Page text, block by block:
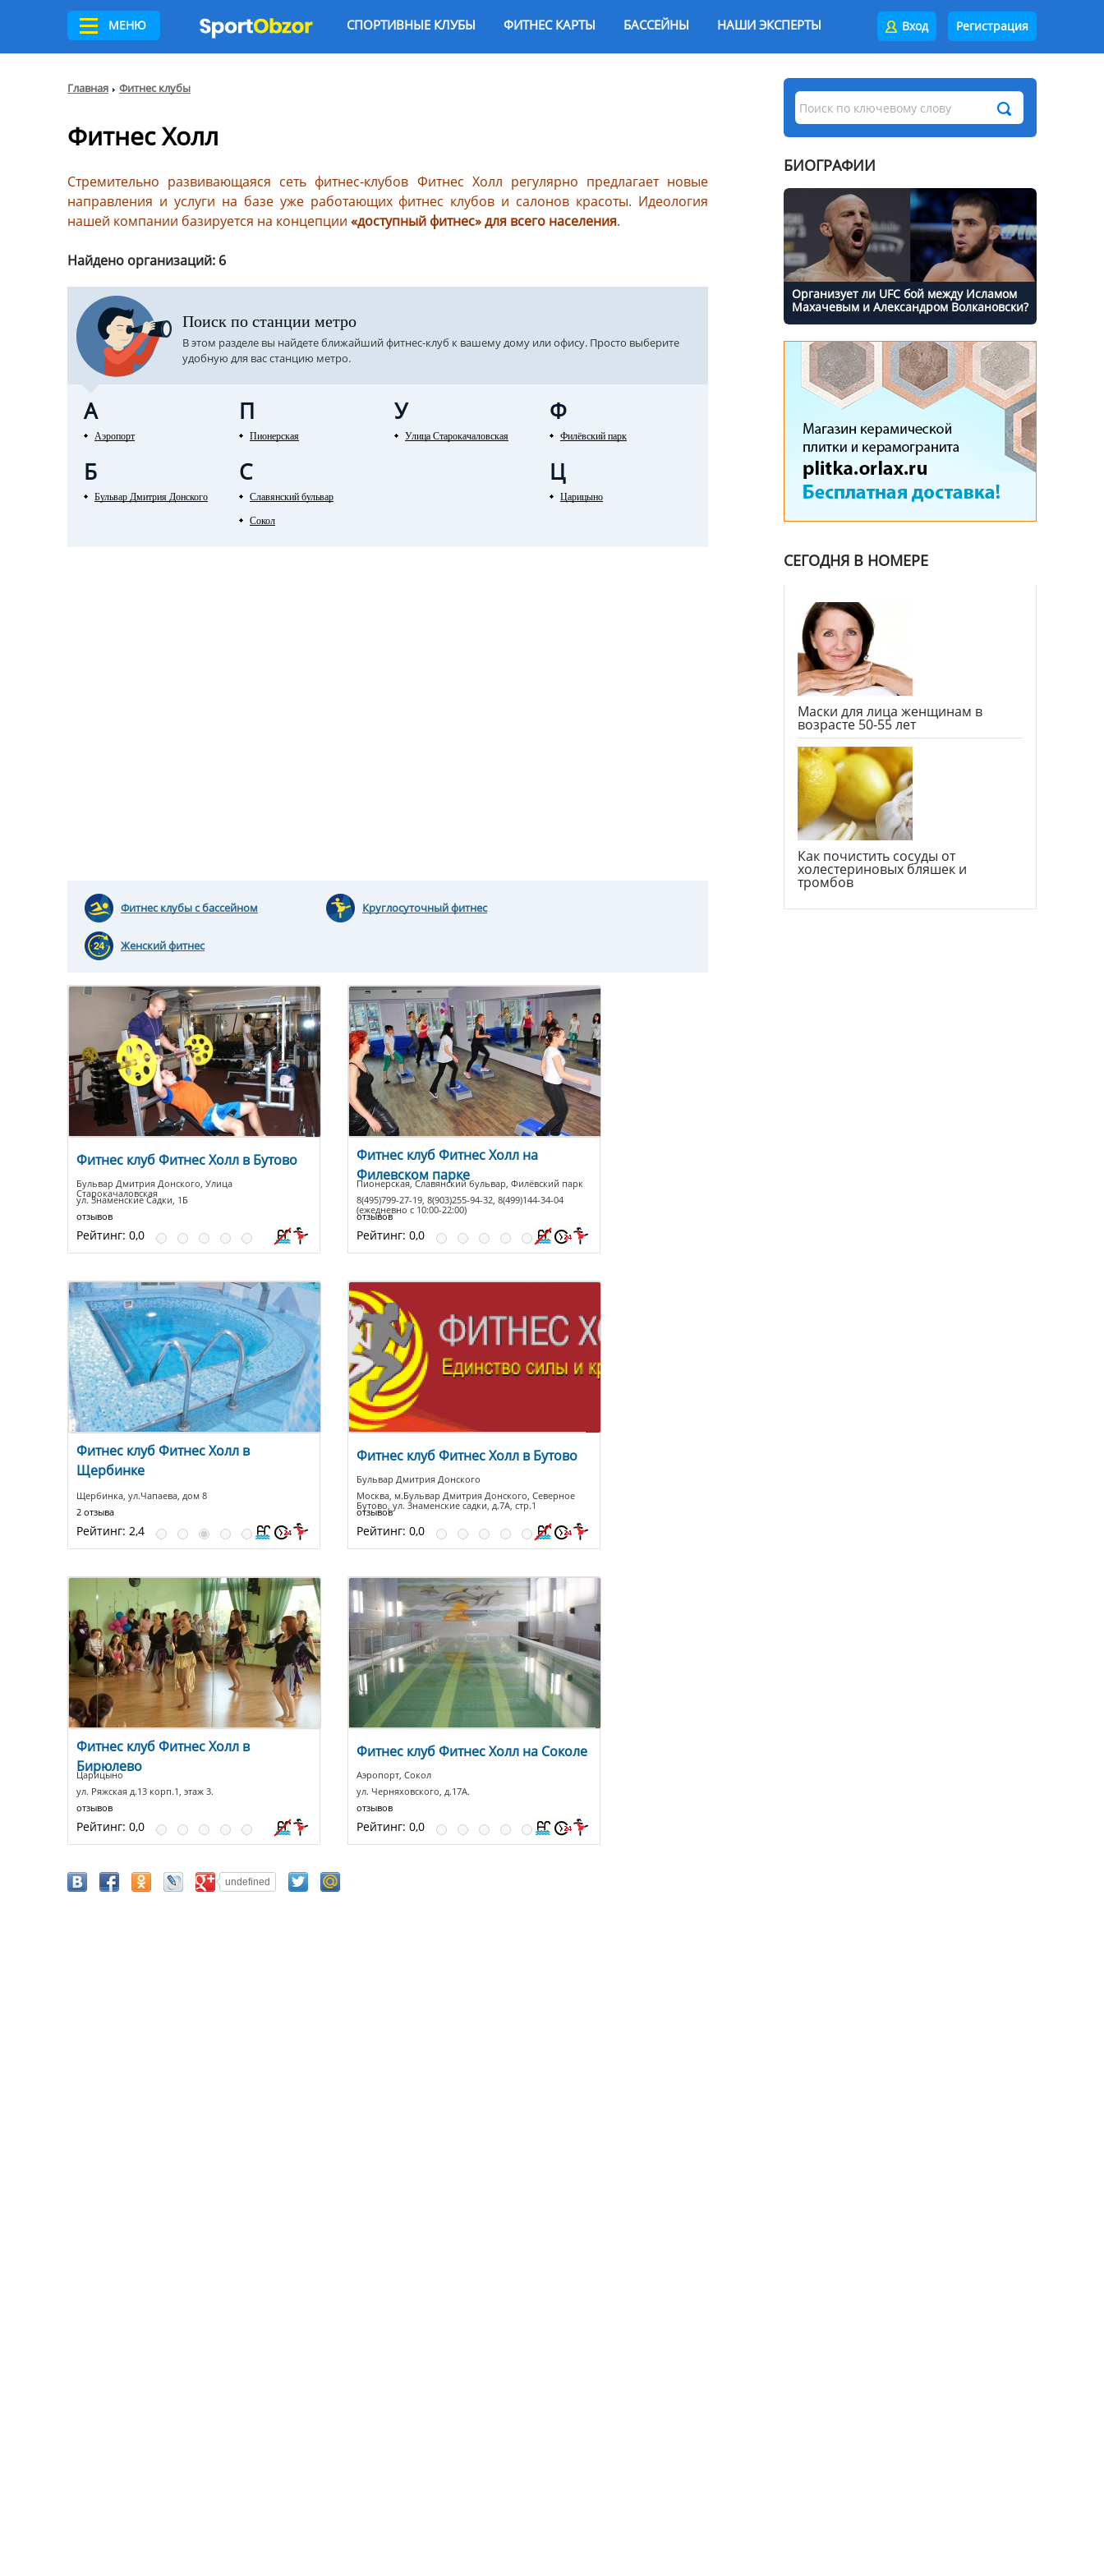
МЕНЮ СПОРТИВНЫЕ КЛУБЫ ФИТНЕС КАРТЫ БАССЕЙНЫ НАШИ ЭКСПЕРТЫ Вход Регистрация
Главная Фитнес клубы
Фитнес Холл
Стремительно развивающаяся сеть фитнес-клубов Фитнес Холл регулярно предлагает новые
направления и услуги на базе уже работающих фитнес клубов и салонов красоты. Идеология
нашей компании базируется на концепции «доступный фитнес» для всего населения.
Найдено организаций: 6
Поиск по станции метро
В этом разделе вы найдете ближайший фитнес-клуб к вашему дому или офису. Просто выберите
удобную для вас станцию метро.
А
Аэропорт
Б
Бульвар Дмитрия Донского
П
Пионерская
С
Славянский бульвар
Сокол
У
Улица Старокачаловская
Ф
Филёвский парк
Ц
Царицыно
Фитнес клубы с бассейном Круглосуточный фитнес
Женский фитнес
Фитнес клуб Фитнес Холл в Бутово
Бульвар Дмитрия Донского, Улица
Старокачаловская
ул. Знаменские Садки, 1Б
отзывов
Рейтинг: 0,0
Фитнес клуб Фитнес Холл на
Филевском парке
Пионерская, Славянский бульвар, Филёвский парк
8(495)799-27-19, 8(903)255-94-32, 8(499)144-34-04
(ежедневно с 10:00-22:00)
отзывов
Рейтинг: 0,0
Фитнес клуб Фитнес Холл в
Щербинке
Щербинка, ул.Чапаева, дом 8
2 отзыва
Рейтинг: 2,4
Фитнес клуб Фитнес Холл в Бутово
Бульвар Дмитрия Донского
Москва, м.Бульвар Дмитрия Донского, Северное
Бутово, ул. Знаменские садки, д.7A, cтр.1
отзывов
Рейтинг: 0,0
Фитнес клуб Фитнес Холл в
Бирюлево
Царицыно
ул. Ряжская д.13 корп.1, этаж 3.
отзывов
Рейтинг: 0,0
Фитнес клуб Фитнес Холл на Соколе
Аэропорт, Сокол
ул. Черняховского, д.17А.
отзывов
Рейтинг: 0,0
undefined
БИОГРАФИИ
Организует ли UFC бой между Исламом
Махачевым и Александром Волкановски?
СЕГОДНЯ В НОМЕРЕ
Маски для лица женщинам в
возрасте 50-55 лет
Как почистить сосуды от
холестериновых бляшек и
тромбов